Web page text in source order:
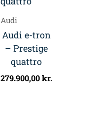
Audi
Audi e-tron
– Prestige
quattro
279.900,00kr.